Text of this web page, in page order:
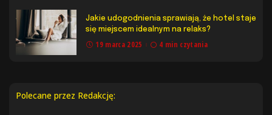
Jakie udogodnienia sprawiają, że hotel staje
się miejscem idealnym na relaks?
19 marca 2025 4 min czytania
Polecane przez Redakcję: